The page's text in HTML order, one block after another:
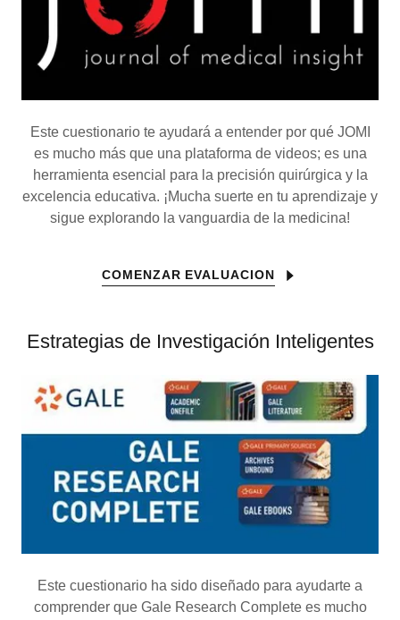
Este cuestionario te ayudará a entender por qué JOMI
es mucho más que una plataforma de videos; es una
herramienta esencial para la precisión quirúrgica y la
excelencia educativa. ¡Mucha suerte en tu aprendizaje y
sigue explorando la vanguardia de la medicina!
COMENZAR EVALUACION
Estrategias de Investigación Inteligentes
Este cuestionario ha sido diseñado para ayudarte a
comprender que Gale Research Complete es mucho